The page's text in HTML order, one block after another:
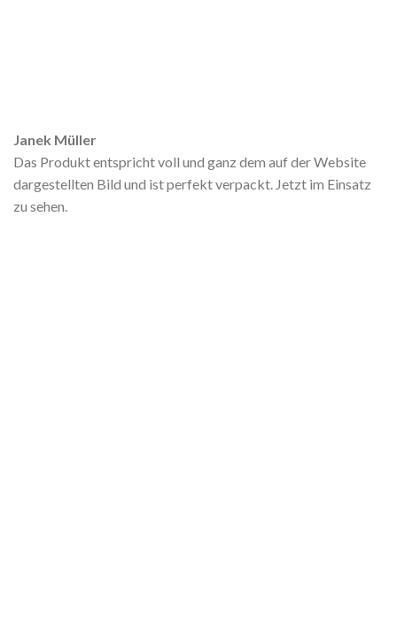
Janek Müller
Das Produkt entspricht voll und ganz dem auf der Website
dargestellten Bild und ist perfekt verpackt. Jetzt im Einsatz
zu sehen.